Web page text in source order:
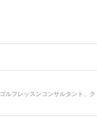
フレッスンコンサルタント、ク